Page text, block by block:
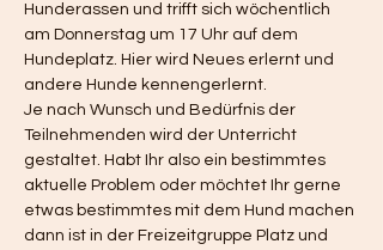
Hunderassen und trifft sich wöchentlich
am Donnerstag um 17 Uhr auf dem
Hundeplatz. Hier wird Neues erlernt und
andere Hunde kennengerlernt.
Je nach Wunsch und Bedürfnis der
Teilnehmenden wird der Unterricht
gestaltet. Habt Ihr also ein bestimmtes
aktuelle Problem oder möchtet Ihr gerne
etwas bestimmtes mit dem Hund machen
dann ist in der Freizeitgruppe Platz und